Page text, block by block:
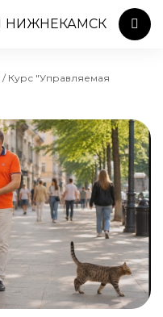
НИЖНЕКАМСК
/ Курс "Управляемая